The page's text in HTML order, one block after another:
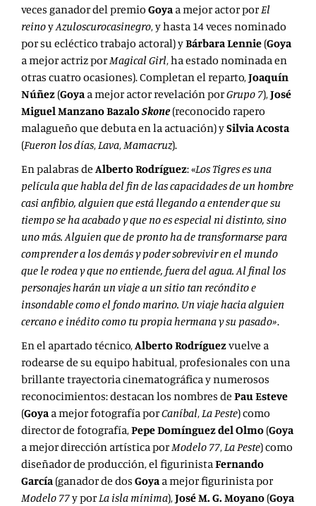
veces ganador del premio Goya a mejor actor porEl
reinoyAzuloscurocasinegro, y hasta 14 veces nominado
por su ecléctico trabajo actoral) yBárbara Lennie (Goya
a mejor actriz porMagical Girl, ha estado nominada en
otras cuatro ocasiones). Completan el reparto,Joaquín
Núñez (Goya a mejor actor revelación porGrupo 7),José
Miguel Manzano BazaloSkone(reconocido rapero
malagueño que debuta en la actuación) ySilvia Acosta
(Fueron los días,Lava,Mamacruz).
En palabras deAlberto Rodríguez: «Los Tigres es una
película que habla del fin de las capacidades de un hombre
casi anfibio, alguien que está llegando a entender que su
tiempo se ha acabado y que no es especial ni distinto, sino
uno más. Alguien que de pronto ha de transformarse para
comprender a los demás y poder sobrevivir en el mundo
que le rodea y que no entiende, fuera del agua. Al final los
personajes harán un viaje a un sitio tan recóndito e
insondable como el fondo marino. Un viaje hacia alguien
cercano e inédito como tu propia hermana y su pasado».
En el apartado técnico,Alberto Rodríguezvuelve a
rodearse de su equipo habitual, profesionales con una
brillante trayectoria cinematográfica y numerosos
reconocimientos: destacan los nombres de Pau Esteve
(Goya a mejor fotografía porCaníbal,La Peste) como
director de fotografía,Pepe Domínguez del Olmo (Goya
a mejor dirección artística porModelo 77,La Peste) como
diseñador de producción, el figurinistaFernando
García (ganador de dos Goya a mejor figurinista por
Modelo 77y porLa isla mínima),José M. G. Moyano (Goya